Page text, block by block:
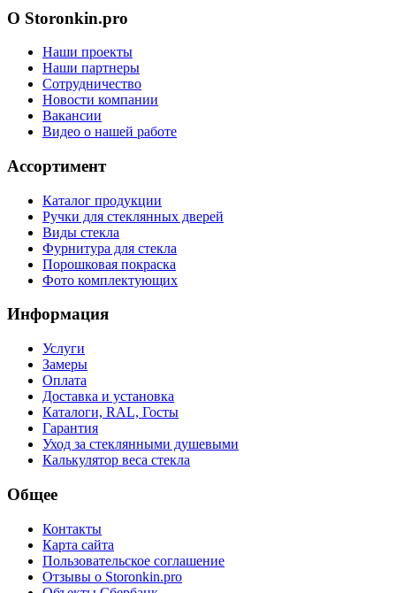
О Storonkin.pro
Наши проекты
Наши партнеры
Сотрудничество
Новости компании
Вакансии
Видео о нашей работе
Ассортимент
Каталог продукции
Ручки для стеклянных дверей
Виды стекла
Фурнитура для стекла
Порошковая покраска
Фото комплектующих
Информация
Услуги
Замеры
Оплата
Доставка и установка
Каталоги, RAL, Госты
Гарантия
Уход за стеклянными душевыми
Калькулятор веса стекла
Общее
Контакты
Карта сайта
Пользовательское соглашение
Отзывы о Storonkin.pro